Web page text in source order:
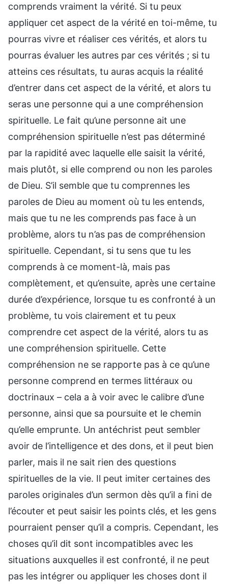
comprends vraiment la vérité. Si tu peux
appliquer cet aspect de la vérité en toi-même, tu
pourras vivre et réaliser ces vérités, et alors tu
pourras évaluer les autres par ces vérités ; si tu
atteins ces résultats, tu auras acquis la réalité
d’entrer dans cet aspect de la vérité, et alors tu
seras une personne qui a une compréhension
spirituelle. Le fait qu’une personne ait une
compréhension spirituelle n’est pas déterminé
par la rapidité avec laquelle elle saisit la vérité,
mais plutôt, si elle comprend ou non les paroles
de Dieu. S’il semble que tu comprennes les
paroles de Dieu au moment où tu les entends,
mais que tu ne les comprends pas face à un
problème, alors tu n’as pas de compréhension
spirituelle. Cependant, si tu sens que tu les
comprends à ce moment-là, mais pas
complètement, et qu’ensuite, après une certaine
durée d’expérience, lorsque tu es confronté à un
problème, tu vois clairement et tu peux
comprendre cet aspect de la vérité, alors tu as
une compréhension spirituelle. Cette
compréhension ne se rapporte pas à ce qu’une
personne comprend en termes littéraux ou
doctrinaux – cela a à voir avec le calibre d’une
personne, ainsi que sa poursuite et le chemin
qu’elle emprunte. Un antéchrist peut sembler
avoir de l’intelligence et des dons, et il peut bien
parler, mais il ne sait rien des questions
spirituelles de la vie. Il peut imiter certaines des
paroles originales d’un sermon dès qu’il a fini de
l’écouter et peut saisir les points clés, et les gens
pourraient penser qu’il a compris. Cependant, les
choses qu’il dit sont incompatibles avec les
situations auxquelles il est confronté, il ne peut
pas les intégrer ou appliquer les choses dont il